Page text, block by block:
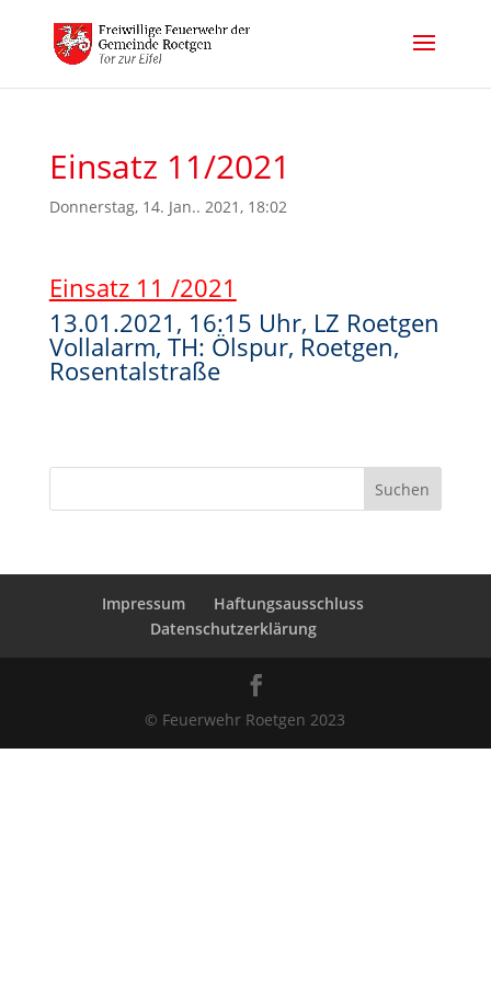
Einsatz 11/2021
Donnerstag, 14. Jan.. 2021, 18:02
Einsatz 11 /2021
13.01.2021, 16:15 Uhr, LZ Roetgen
Vollalarm, TH: Ölspur, Roetgen,
Rosentalstraße
Suchen
Impressum
Haftungsausschluss
Datenschutzerklärung
© Feuerwehr Roetgen 2023